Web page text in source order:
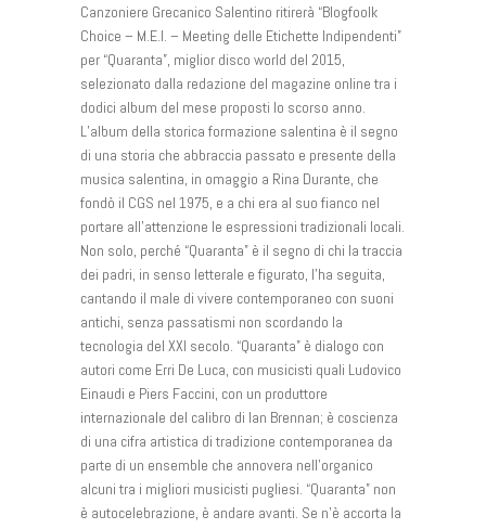
Canzoniere Grecanico Salentino ritirerà “Blogfoolk
Choice – M.E.I. – Meeting delle Etichette Indipendenti”
per “Quaranta”, miglior disco world del 2015,
selezionato dalla redazione del magazine online tra i
dodici album del mese proposti lo scorso anno.
L’album della storica formazione salentina è il segno
di una storia che abbraccia passato e presente della
musica salentina, in omaggio a Rina Durante, che
fondò il CGS nel 1975, e a chi era al suo fianco nel
portare all’attenzione le espressioni tradizionali locali.
Non solo, perché “Quaranta” è il segno di chi la traccia
dei padri, in senso letterale e figurato, l’ha seguita,
cantando il male di vivere contemporaneo con suoni
antichi, senza passatismi non scordando la
tecnologia del XXI secolo. “Quaranta” è dialogo con
autori come Erri De Luca, con musicisti quali Ludovico
Einaudi e Piers Faccini, con un produttore
internazionale del calibro di Ian Brennan; è coscienza
di una cifra artistica di tradizione contemporanea da
parte di un ensemble che annovera nell’organico
alcuni tra i migliori musicisti pugliesi. “Quaranta” non
è autocelebrazione, è andare avanti. Se n’è accorta la